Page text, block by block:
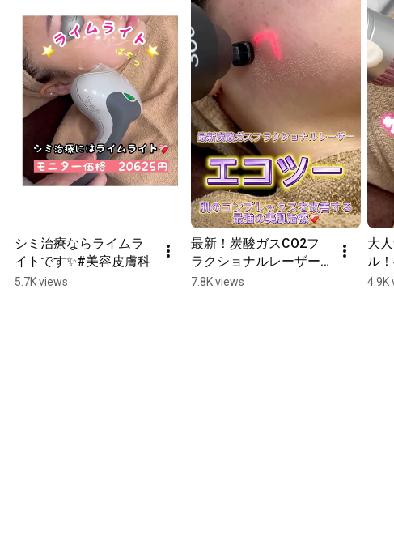
シミ治療ならライムラ
イトです✨#美容皮膚科
5.7K views
最新！炭酸ガスCO2フ
ラクショナルレーザー
『エコツー』#ニキビ跡
7.8K views
大
ル
わ
4.9K